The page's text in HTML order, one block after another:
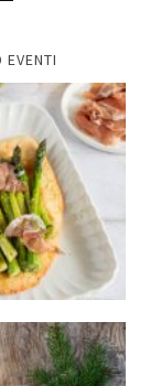
EVENTI